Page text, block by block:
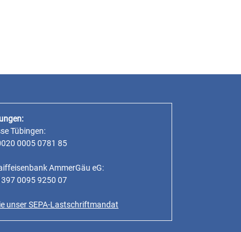
Tübingen:
0005 0781 85
AmmerGäu eG:
0095 9250 07
unser SEPA-Lastschriftmandat